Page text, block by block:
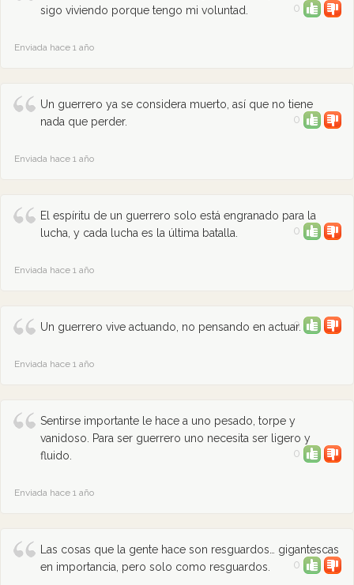
sigo viviendo porque tengo mi voluntad.
0
Enviada hace 1 año
Un guerrero ya se considera muerto, así que no tiene
nada que perder.
0
Enviada hace 1 año
El espíritu de un guerrero solo está engranado para la
lucha, y cada lucha es la última batalla.
0
Enviada hace 1 año
Un guerrero vive actuando, no pensando en actuar.
0
Enviada hace 1 año
Sentirse importante le hace a uno pesado, torpe y
vanidoso. Para ser guerrero uno necesita ser ligero y
fluido.
0
Enviada hace 1 año
Las cosas que la gente hace son resguardos… gigantescas
en importancia, pero solo como resguardos.
0